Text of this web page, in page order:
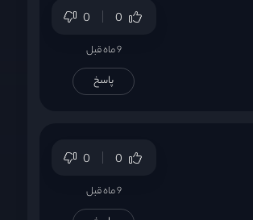
0 0
9 ماه قبل
پاسخ
0 0
9 ماه قبل